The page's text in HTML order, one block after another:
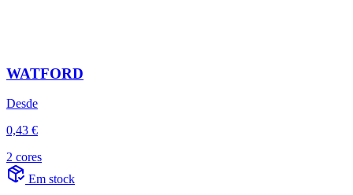
WATFORD
Desde
0,43 €
2 cores
Em stock